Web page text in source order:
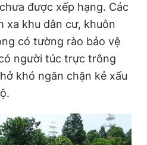
thoại
Liên hệ quảng cáo
được xếp hạng. Các
xa khu dân cư, khuôn
có tường rào bảo vệ
người túc trực trông
khó ngăn chặn kẻ xấu